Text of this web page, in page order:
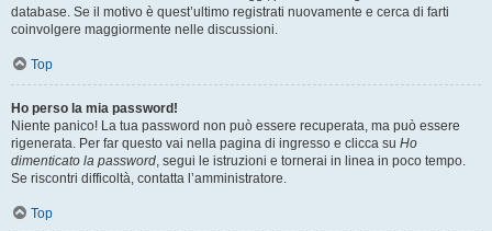
database. Se il motivo è quest’ultimo registrati nuovamente e cerca di farti
coinvolgere maggiormente nelle discussioni.
Top
Ho perso la mia password!
Niente panico! La tua password non può essere recuperata, ma può essere
rigenerata. Per far questo vai nella pagina di ingresso e clicca su Ho
dimenticato la password, segui le istruzioni e tornerai in linea in poco tempo.
Se riscontri difficoltà, contatta l’amministratore.
Top